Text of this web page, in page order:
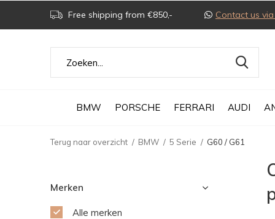
BMW PORSCHE FERRARI AUDI
Free shipping from €850,- Contact us
Terug naar overzicht BMW 5 Serie G60 / G61
Merken
Alle merken